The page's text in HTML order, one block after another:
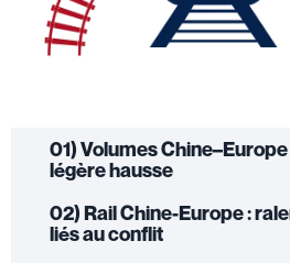
01) Volumes
légère hausse
02) Rail Chine-Europe :
liés au conflit